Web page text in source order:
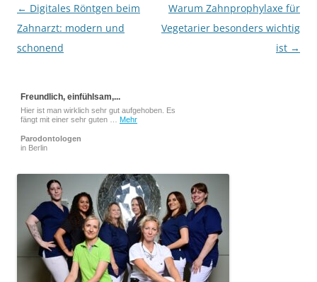
Beitragsnavigation
← Digitales Röntgen beim
Zahnarzt: modern und
schonend
Warum Zahnprophylaxe für
Vegetarier besonders wichtig
ist →
Freundlich, einfühlsam,...
Hier ist man wirklich sehr gut aufgehoben. Es
fängt mit einer sehr guten … Mehr
Parodontologen
in Berlin